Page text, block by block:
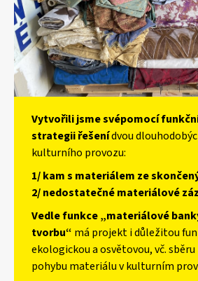
Vytvořili jsme svépomocí
strategii řešenídvou
kulturního provozu:
1/ kam s materiálem ze
2/ nedostatečné materiálové
Vedle funkce „materiálové
tvorbu“ má projekt i důležitou
ekologickou a osvětovou, vč.
pohybu materiálu v kulturním